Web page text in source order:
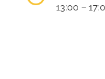
13:00 –